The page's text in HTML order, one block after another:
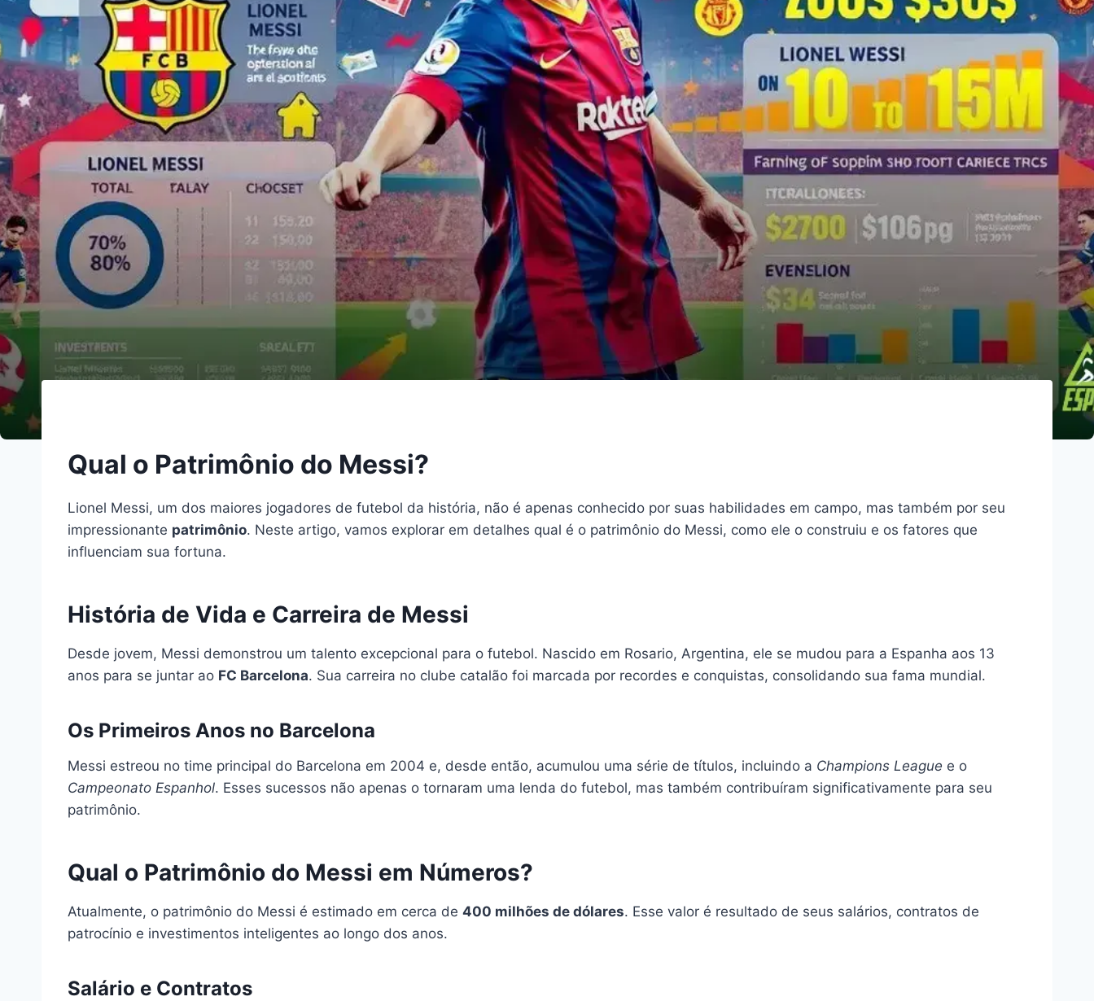
Qual o Patrimônio do Messi?
Lionel Messi, um dos maiores jogadores de futebol da história, não é apenas conhecido por suas habilidades em campo, mas também por seu
impressionante patrimônio. Neste artigo, vamos explorar em detalhes qual é o patrimônio do Messi, como ele o construiu e os fatores que
influenciam sua fortuna.
História de Vida e Carreira de Messi
Desde jovem, Messi demonstrou um talento excepcional para o futebol. Nascido em Rosario, Argentina, ele se mudou para a Espanha aos 13
anos para se juntar ao FC Barcelona. Sua carreira no clube catalão foi marcada por recordes e conquistas, consolidando sua fama mundial.
Os Primeiros Anos no Barcelona
Messi estreou no time principal do Barcelona em 2004 e, desde então, acumulou uma série de títulos, incluindo a Champions League e o
Campeonato Espanhol. Esses sucessos não apenas o tornaram uma lenda do futebol, mas também contribuíram significativamente para seu
patrimônio.
Qual o Patrimônio do Messi em Números?
Atualmente, o patrimônio do Messi é estimado em cerca de 400 milhões de dólares. Esse valor é resultado de seus salários, contratos de
patrocínio e investimentos inteligentes ao longo dos anos.
Salário e Contratos